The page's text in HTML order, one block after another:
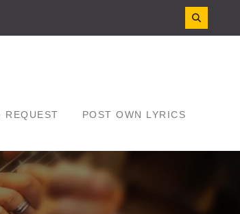
REQUEST POST OWN LYRICS